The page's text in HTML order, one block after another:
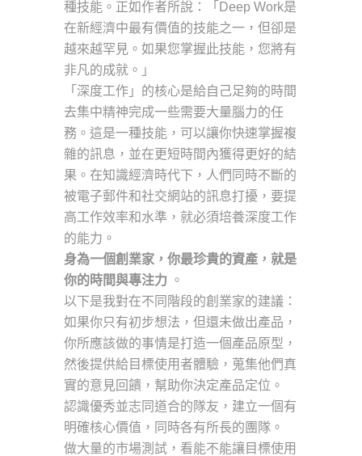
種技能。正如作者所說：「Deep Work是
在新經濟中最有價值的技能之一，但卻是
越來越罕見。如果您掌握此技能，您將有
非凡的成就。」
「深度工作」的核心是給自己足夠的時間
去集中精神完成一些需要大量腦力的任
務。這是一種技能，可以讓你快速掌握複
雜的訊息，並在更短時間內獲得更好的結
果。在知識經濟時代下，人們同時不斷的
被電子郵件和社交網站的訊息打擾，要提
高工作效率和水準，就必須培養深度工作
的能力。
身為一個創業家，你最珍貴的資產，就是
你的時間與專注力 。
以下是我對在不同階段的創業家的建議：
如果你只有初步想法，但還未做出產品，
你所應該做的事情是打造一個產品原型，
然後提供給目標使用者體驗，蒐集他們真
實的意見回饋，幫助你決定產品定位。
認識優秀並志同道合的隊友，建立一個有
明確核心價值，同時各有所長的團隊。
做大量的市場測試，看能不能讓目標使用